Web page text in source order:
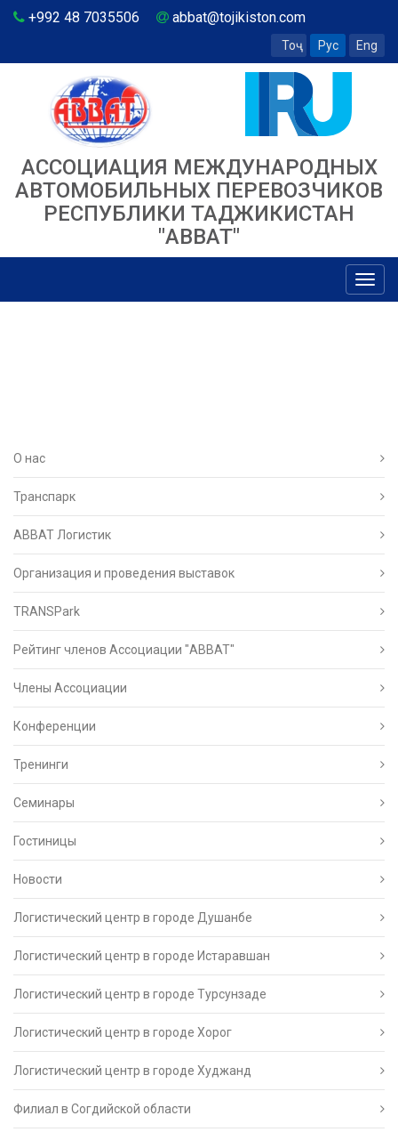
+992 48 7035506 abbat@tojikiston.com
Тоҷ Рус Eng
АССОЦИАЦИЯ МЕЖДУНАРОДНЫХ
АВТОМОБИЛЬНЫХ ПЕРЕВОЗЧИКОВ
РЕСПУБЛИКИ ТАДЖИКИСТАН
"ABBAT"
О нас
Транспарк
ABBAT Логистик
Организация и проведения выставок
TRANSPark
Рейтинг членов Ассоциации "АВВАТ"
Члены Ассоциации
Конференции
Тренинги
Семинары
Гостиницы
Новости
Логистический центр в городе Душанбе
Логистический центр в городе Истаравшан
Логистический центр в городе Турсунзаде
Логистический центр в городе Хорог
Логистический центр в городе Худжанд
Филиал в Согдийской области